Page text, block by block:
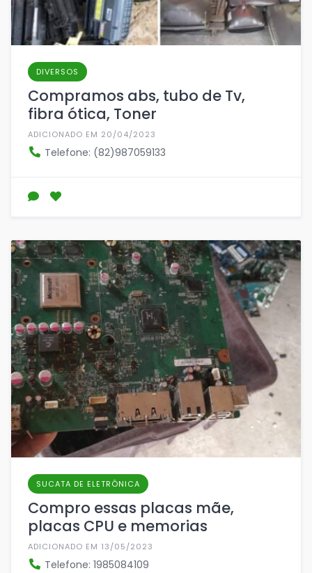
DIVERSOS
Compramos abs, tubo de Tv,
fibra ótica, Toner
ADICIONADO EM 20/04/2023
Telefone: (82)987059133
SUCATA DE ELETRÔNICA
Compro essas placas mãe,
placas CPU e memorias
ADICIONADO EM 13/05/2023
Telefone: 1985084109